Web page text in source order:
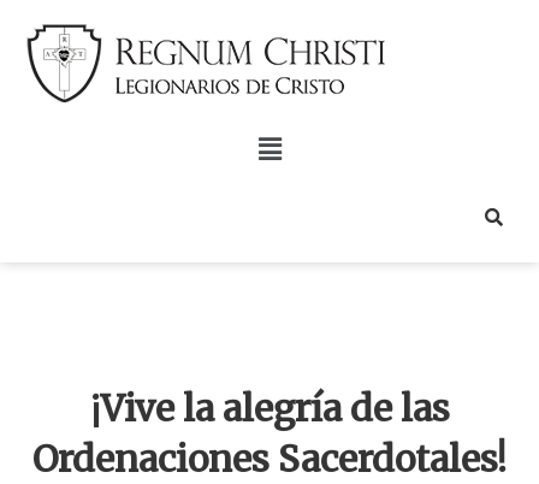
¡Vive la alegría de las
Ordenaciones Sacerdotales!